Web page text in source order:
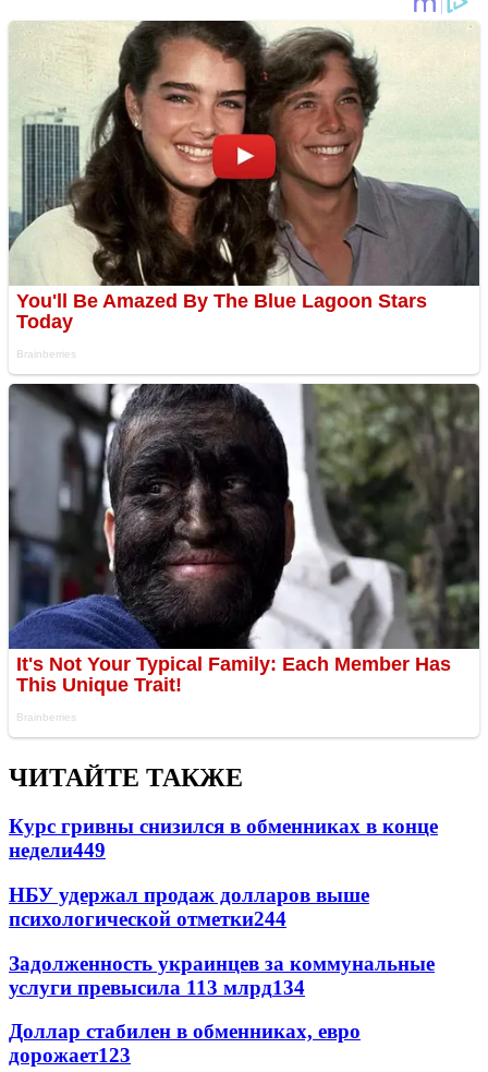
ЧИТАЙТЕ ТАКЖЕ
Курс гривны снизился в обменниках в конце
недели449
НБУ удержал продаж долларов выше
психологической отметки244
Задолженность украинцев за коммунальные
услуги превысила 113 млрд134
Доллар стабилен в обменниках, евро
дорожает123